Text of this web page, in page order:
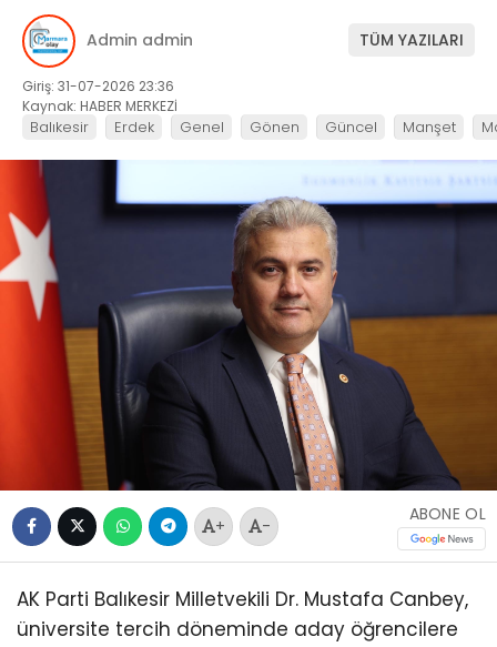
Admin admin TÜM YAZILARI
Giriş: 31-07-2026 23:36
Kaynak: HABER MERKEZİ
Balıkesir Erdek Genel Gönen Güncel Manşet
+ -
ABONE OL
AK Parti Balıkesir Milletvekili Dr. Mustafa Canbey,
üniversite tercih döneminde aday öğrencilere